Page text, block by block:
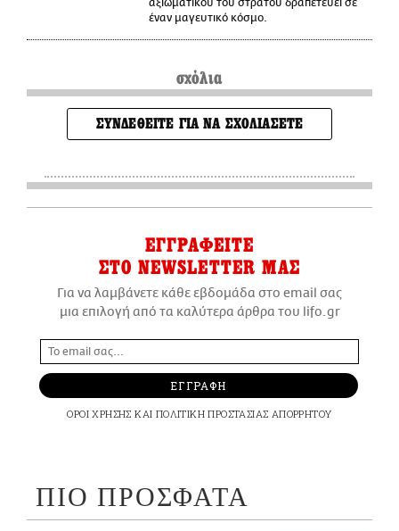
αξιωματικού του στρατού δραπετεύει σε
έναν μαγευτικό κόσμο.
σχόλια
ΣΥΝΔΕΘΕΙΤΕ ΓΙΑ ΝΑ ΣΧΟΛΙΑΣΕΤΕ
ΕΓΓΡΑΦΕΙΤΕ
ΣΤΟ NEWSLETTER ΜΑΣ
Για να λαμβάνετε κάθε εβδομάδα στο email σας
μια επιλογή από τα καλύτερα άρθρα του lifo.gr
ΕΓΓΡΑΦΗ
ΟΡΟΙ ΧΡΗΣΗΣ ΚΑΙ ΠΟΛΙΤΙΚΗ ΠΡΟΣΤΑΣΙΑΣ ΑΠΟΡΡΗΤΟΥ
ΠΙΟ ΠΡΟΣΦΑΤΑ